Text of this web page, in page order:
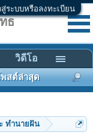
สู่ระบบหรือลงทะเบียน
ทำนายฝัน
ธ
สต์ล่าสุด
วิดีโอ